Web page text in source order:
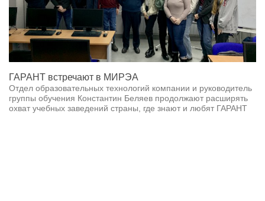
ГАРАНТ встречают в МИРЭА
Отдел образовательных технологий компании и руководитель
группы обучения Константин Беляев продолжают расширять
охват учебных заведений страны, где знают и любят ГАРАНТ